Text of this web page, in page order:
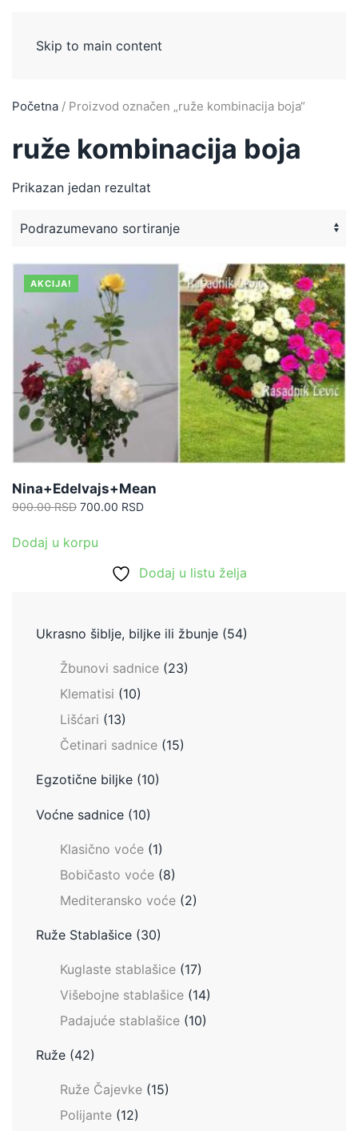
Skip to main content
Početna / Proizvod označen „ruže kombinacija boja“
ruže kombinacija boja
Prikazan jedan rezultat
AKCIJA!
Nina+Edelvajs+Mean
900.00RSD Originalna
je
900.00 RSD.
700.00 RSDTrenutna
Dodaj u korpu
Dodaj u listu želja
Ukrasno šiblje, biljke ili žbunje (54)
Žbunovi sadnice (23)
Klematisi (10)
Lišćari (13)
Četinari sadnice (15)
Egzotične biljke (10)
Voćne sadnice (10)
Klasično voće (1)
Bobičasto voće (8)
Mediteransko voće (2)
Ruže Stablašice (30)
Kuglaste stablašice (17)
Višebojne stablašice (14)
Padajuće stablašice (10)
Ruže (42)
Ruže Čajevke (15)
Polijante (12)